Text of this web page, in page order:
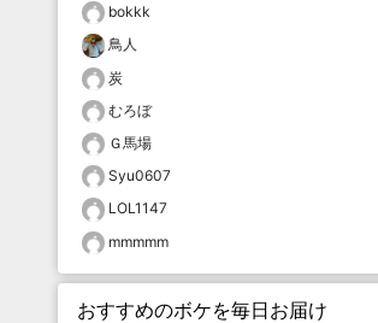
bokkk
鳥人
炭
むろぼ
Ｇ馬場
Syu0607
LOL1147
mmmmm
おすすめのボケを毎日お届け